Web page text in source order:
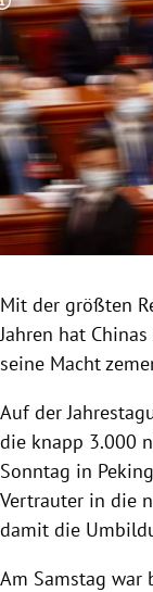
Untermenü
Untermenü
Untermenü
Untermenü
Untermenü
Untermenü
Copyright-Hinweis
Mit der größten
Jahren hat
seine Macht
Auf der
die knapp 3.000
Sonntag in
Vertrauter in die
damit die
Am Samstag